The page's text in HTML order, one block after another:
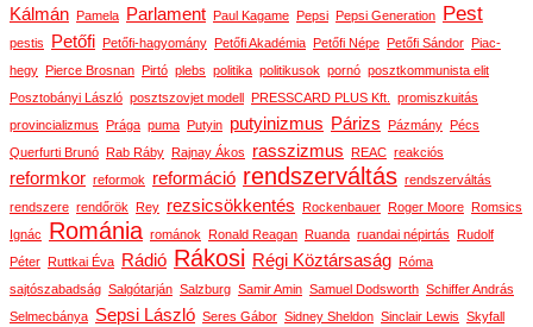
Kálmán
Pamela Parlament Paul Kagame Pepsi Pepsi Generation Pest
pestis Petőfi Petőfi-hagyomány Petőfi Akadémia Petőfi Népe Petőfi Sándor
Piac-
hegy
Pierce Brosnan Pirtó plebs politika politikusok pornó posztkommunista elit
Posztobányi László posztszovjet modell PRESSCARD PLUS Kft.
promiszkuitás
provincializmus
Prága puma Putyin putyinizmus Párizs Pázmány
Pécs
Querfurti Brunó
Rab Ráby Rajnay Ákos rasszizmus REAC reakciós
reformkor reformok reformáció rendszerváltás rendszerváltás
rendszere rendőrök Rey rezsicsökkentés Rockenbauer Roger Moore
Romsics
Ignác
Románia románok Ronald Reagan Ruanda ruandai népirtás
Rudolf
Péter
Ruttkai Éva Rádió Rákosi Régi Köztársaság
Róma
sajtószabadság Salgótarján Salzburg Samir Amin Samuel Dodsworth Schiffer András
Selmecbánya Sepsi László Seres Gábor Sidney Sheldon Sinclair Lewis Skyfall